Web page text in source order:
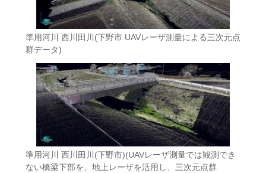
準用河川 西川田川(下野市 UAVレーザ測量による三次元点
群データ)
準用河川 西川田川(下野市)(UAVレーザ測量では観測でき
ない橋梁下部を、地上レーザを活用し、三次元点群